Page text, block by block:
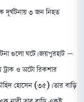
গুলো ঘটে। জয়পুরহাট –
ট্রাক ও অটো রিকশার
হোসেন (৩৫)। তার বাড়ি